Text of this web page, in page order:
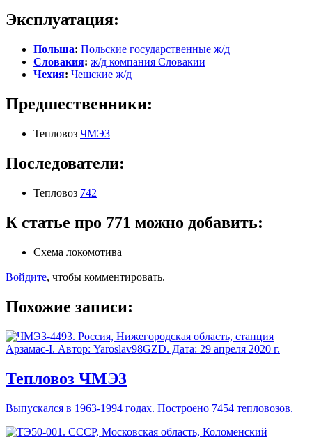
Эксплуатация:
Польша: Польские государственные ж/д
Словакия: ж/д компания Словакии
Чехия: Чешские ж/д
Предшественники:
Тепловоз ЧМЭ3
Последователи:
Тепловоз 742
К статье про 771 можно добавить:
Схема локомотива
Войдите, чтобы комментировать.
Похожие записи:
Тепловоз ЧМЭ3
Выпускался в 1963-1994 годах. Построено 7454 тепловозов.